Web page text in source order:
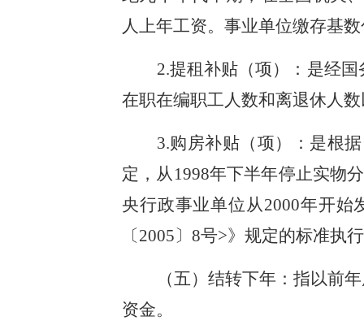
人上年工资。事业单位缴存基
2.提租补贴（项）：是经
在职在编职工人数和离退休人
3.购房补贴（项）：是根
定，从1998年下半年停止实物
央行政事业单位从2000年开
〔2005〕8号>》规定的标准执
（五）结转下年：指以前
资金。